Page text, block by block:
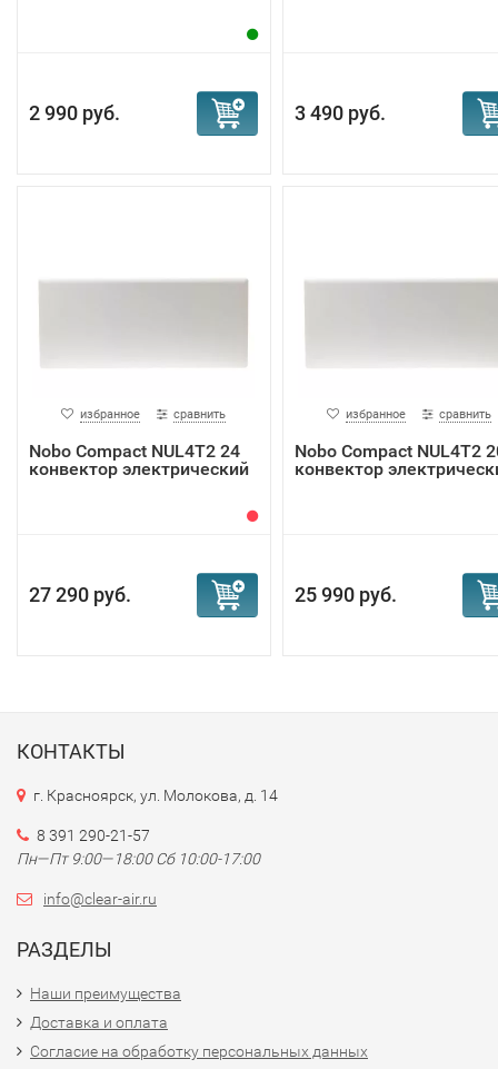
2 990 руб. 3 490 руб.
избранное сравнить
Nobo Compact NUL4T2 24
конвектор электрический
27 290 руб.
избранное сравнить
Nobo Compact NUL4T2
конвектор
25 990 руб.
КОНТАКТЫ
г. Красноярск, ул. Молокова, д. 14
8 391 290-21-57
Пн—Пт 9:00—18:00 Сб 10:00-17:00
info@clear-air.ru
РАЗДЕЛЫ
Наши преимущества
Доставка и оплата
Согласие на обработку персональных данных